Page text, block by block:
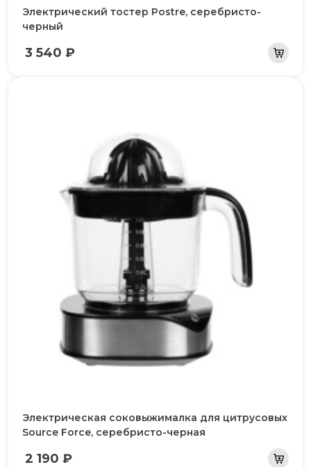
Электрический тостер Postre, серебристо-
черный
3 540 ₽
Электрическая соковыжималка для цитрусовых
Source Force, серебристо-черная
2 190 ₽